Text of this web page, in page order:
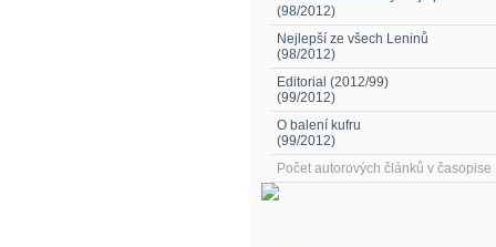
(98/2012)
Nejlepší ze všech Leninů
(98/2012)
Editorial (2012/99)
(99/2012)
O balení kufru
(99/2012)
Počet autorových článků v časopise